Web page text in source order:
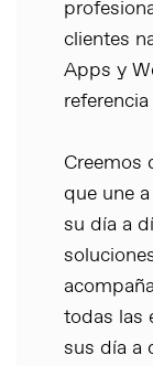
clientes
Apps y
Creemos
que une
su día a
todas las
sus día a